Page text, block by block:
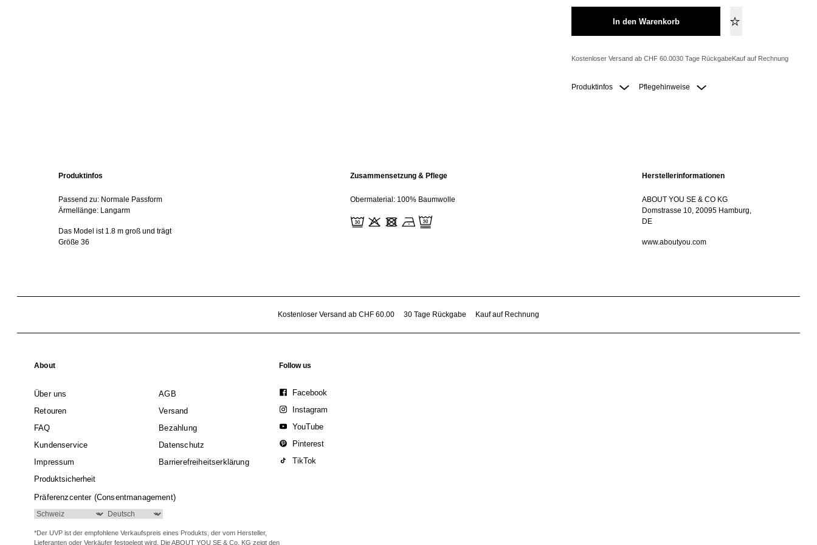
In den Warenkorb
Kostenloser Versand ab CHF 60.0030 Tage RückgabeKauf auf Rechnung
Produktinfos Pflegehinweise
Produktinfos
Passend zu: Normale Passform
Ärmellänge: Langarm
Das Model ist 1.8 m groß und trägt
Größe 36
Zusammensetzung & Pflege
Obermaterial: 100% Baumwolle
Herstellerinformationen
ABOUT YOU SE & CO KG
Domstrasse 10, 20095 Hamburg,
DE
www.aboutyou.com
Kostenloser Versand ab CHF 60.00 30 Tage Rückgabe Kauf auf Rechnung
About
Über uns
AGB
Retouren
Versand
FAQ
Bezahlung
Kundenservice
Datenschutz
Impressum
Barrierefreiheitserklärung
Produktsicherheit
Präferenzcenter (Consentmanagement)
*Der UVP ist der empfohlene Verkaufspreis eines Produkts, der vom Hersteller,
Lieferanten oder Verkäufer festgelegt wird. Die ABOUT YOU SE & Co. KG zeigt den
Follow us
Facebook
Instagram
YouTube
Pinterest
TikTok